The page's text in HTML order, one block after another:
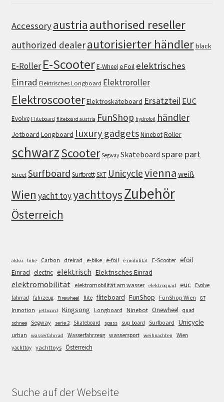
Accessoryaustria authorised reseller
authorized dealerautorisierter händlerblack
E-Roller E-ScooterE-WheeleFoil elektrisches
Einrad Elektrisches Longboard Elektroroller
ElektroscooterElektroskateboard Ersatzteil EUC
Evolve Fliteboard fliteboard austria FunShop hydrofoil händler
Jetboard Longboard luxury gadgetsNinebotRoller
schwarzScooter Segway Skateboard spare part
Street Surfboard SurfbrettSXT Unicyclevienna weiß
Wien yacht toyyachttoysZubehör
Österreich
akku bike Carbon dreirad e-bike e-foil e-mobilität E-Scooter efoil
Einrad electric elektrisch Elektrisches Einrad
elektromobilität elektromobilität am wasser elektroquad euc
Evolve
fahrrad
fahrzeug Firewheel flite fliteboard FunShop FunShop Wien GT
Inmotion jetboard Kingsong Longboard Ninebot Onewheel quad
schnee Segway serie 2 Skateboard spass sup board Surfboard Unicycle
urban wasserfahrrad Wasserfahrzeug wassersport weihnachten
Wien
yachttoy yachttoys Österreich
Suche auf der Webseite